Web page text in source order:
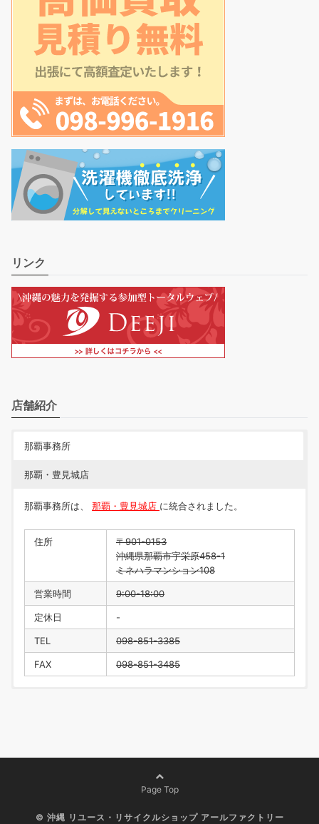
リンク
店舗紹介
那覇事務所
那覇・豊見城店
那覇事務所は、 那覇・豊見城店 に統合されました。
住所
〒901-0153
沖縄県那覇市宇栄原458-1
ミネハラマンション108
営業時間 9:00-18:00
定休日 -
TEL 098-851-3385
FAX 098-851-3485
定休日 水曜日・年末年始
098-996-1916
Page Top
© 沖縄 リユース・リサイクルショップ アールファクトリー